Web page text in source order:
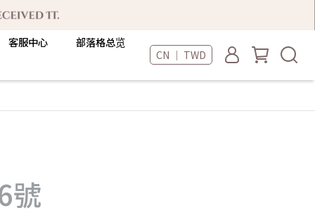
客服中心 部落格总览
CN ｜ TWD
號